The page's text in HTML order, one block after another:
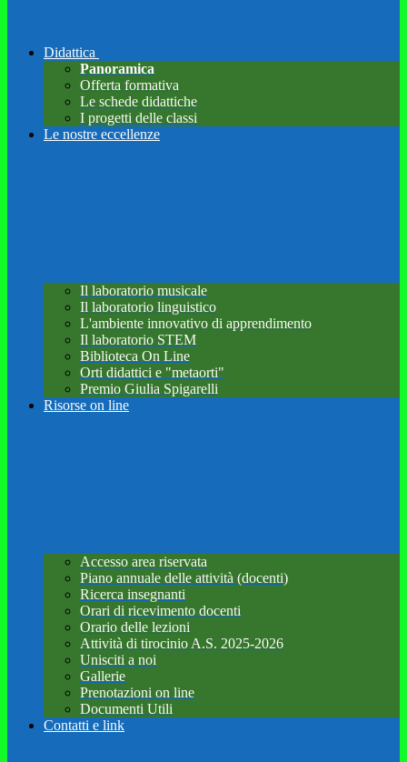
Didattica
Panoramica
Offerta formativa
Le schede didattiche
I progetti delle classi
Le nostre eccellenze
Il laboratorio musicale
Il laboratorio linguistico
L'ambiente innovativo di apprendimento
Il laboratorio STEM
Biblioteca On Line
Orti didattici e "metaorti"
Premio Giulia Spigarelli
Risorse on line
Accesso area riservata
Piano annuale delle attività (docenti)
Ricerca insegnanti
Orari di ricevimento docenti
Orario delle lezioni
Attività di tirocinio A.S. 2025-2026
Unisciti a noi
Gallerie
Prenotazioni on line
Documenti Utili
Contatti e link